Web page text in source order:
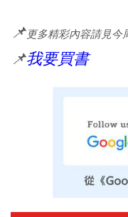
📌更多精彩內容請見今
📌我要買書